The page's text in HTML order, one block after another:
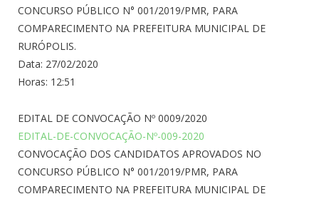
CONCURSO PÚBLICO N° 001/2019/PMR, PARA
COMPARECIMENTO NA PREFEITURA MUNICIPAL DE
RURÓPOLIS.
Data: 27/02/2020
Horas: 12:51
EDITAL DE CONVOCAÇÃO Nº 0009/2020
EDITAL-DE-CONVOCAÇÃO-Nº-009-2020
CONVOCAÇÃO DOS CANDIDATOS APROVADOS NO
CONCURSO PÚBLICO N° 001/2019/PMR, PARA
COMPARECIMENTO NA PREFEITURA MUNICIPAL DE